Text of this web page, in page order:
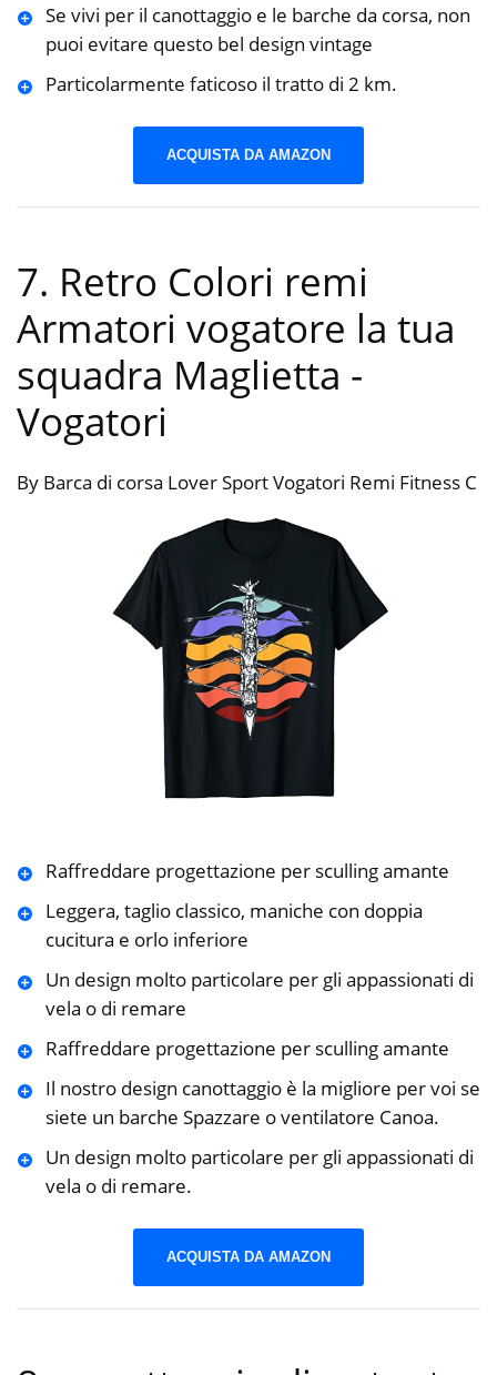
Se vivi per il canottaggio e le barche da corsa, non
puoi evitare questo bel design vintage
Particolarmente faticoso il tratto di 2 km.
ACQUISTA DA AMAZON
7. Retro Colori remi
Armatori vogatore la tua
squadra Maglietta -
Vogatori
By Barca di corsa Lover Sport Vogatori Remi Fitness C
Raffreddare progettazione per sculling amante
Leggera, taglio classico, maniche con doppia
cucitura e orlo inferiore
Un design molto particolare per gli appassionati di
vela o di remare
Raffreddare progettazione per sculling amante
Il nostro design canottaggio è la migliore per voi se
siete un barche Spazzare o ventilatore Canoa.
Un design molto particolare per gli appassionati di
vela o di remare.
ACQUISTA DA AMAZON